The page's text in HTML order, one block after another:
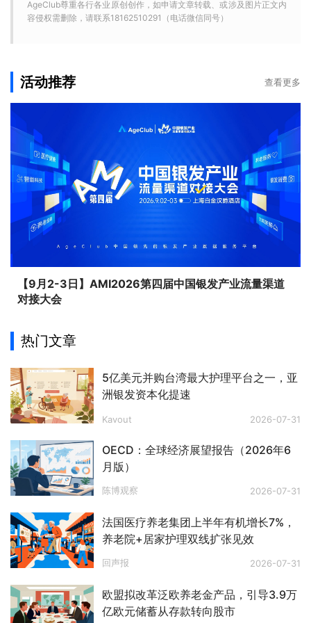
AgeClub尊重各行各业原创创作，如申请文章转载、或涉及图片正文内
容侵权需删除，请联系18162510291（电话微信同号）
活动推荐 查看更多
【9月2-3日】AMI2026第四届中国银发产业流量渠道
对接大会
热门文章
5亿美元并购台湾最大护理平台之一，亚
洲银发资本化提速
Kavout 2026-07-31
OECD：全球经济展望报告（2026年6
月版）
陈博观察 2026-07-31
法国医疗养老集团上半年有机增长7%，
养老院+居家护理双线扩张见效
回声报 2026-07-31
欧盟拟改革泛欧养老金产品，引导3.9万
亿欧元储蓄从存款转向股市